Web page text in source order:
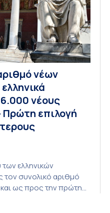
νέων
νέους
Πρώτη επιλογή
ελληνικών
συνολικό αριθμό
ως προς την πρώτη